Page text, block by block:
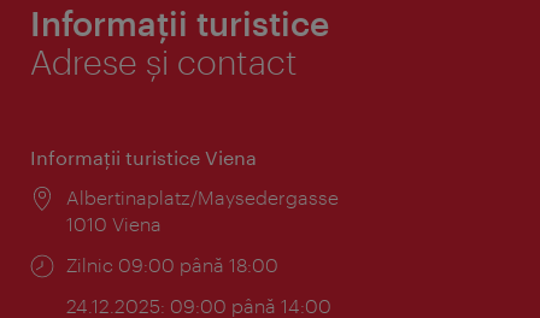
Informații turistice
Adrese și contact
Informaţii turistice Viena
Locul:
Albertinaplatz/Maysedergasse
1010 Viena
Program:
Zilnic 09:00 până 18:00
24.12.2025: 09:00 până 14:00